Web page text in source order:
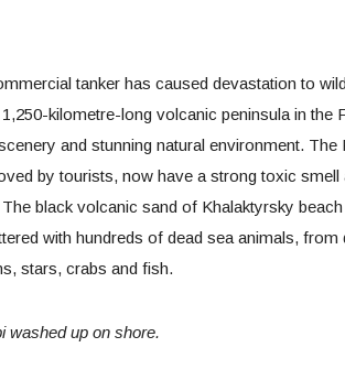
tanker has caused devastation to
kilometre-long volcanic peninsula in the
and stunning natural environment.
by tourists, now have a strong toxic
black volcanic sand of Khalaktyrsky
with hundreds of dead sea animals,
stars, crabs and fish.
washed up on shore.